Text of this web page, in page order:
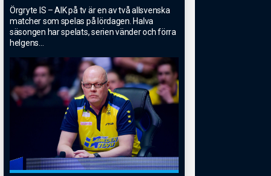
Örgryte IS – AIK på tv är en av två allsvenska
matcher som spelas på lördagen. Halva
säsongen har spelats, serien vänder och förra
helgens